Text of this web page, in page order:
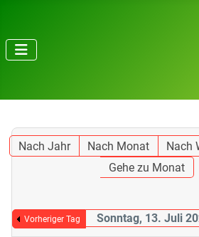
Nach Jahr Nach Monat Nach
Gehe zu Monat
Vorheriger Tag Sonntag, 13. Juli